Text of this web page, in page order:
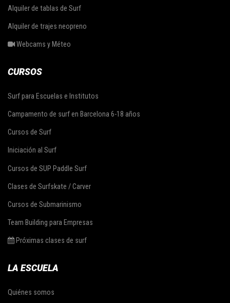
Alquiler de tablas de Surf
Alquiler de trajes neopreno
Webcams y Méteo
CURSOS
Surf para Escuelas e Institutos
Campamento de surf en Barcelona 6-18 años
Cursos de Surf
Iniciación al Surf
Cursos de SUP Paddle Surf
Clases de Surfskate / Carver
Cursos de Submarinismo
Team Building para Empresas
Próximas clases de surf
LA ESCUELA
Quiénes somos